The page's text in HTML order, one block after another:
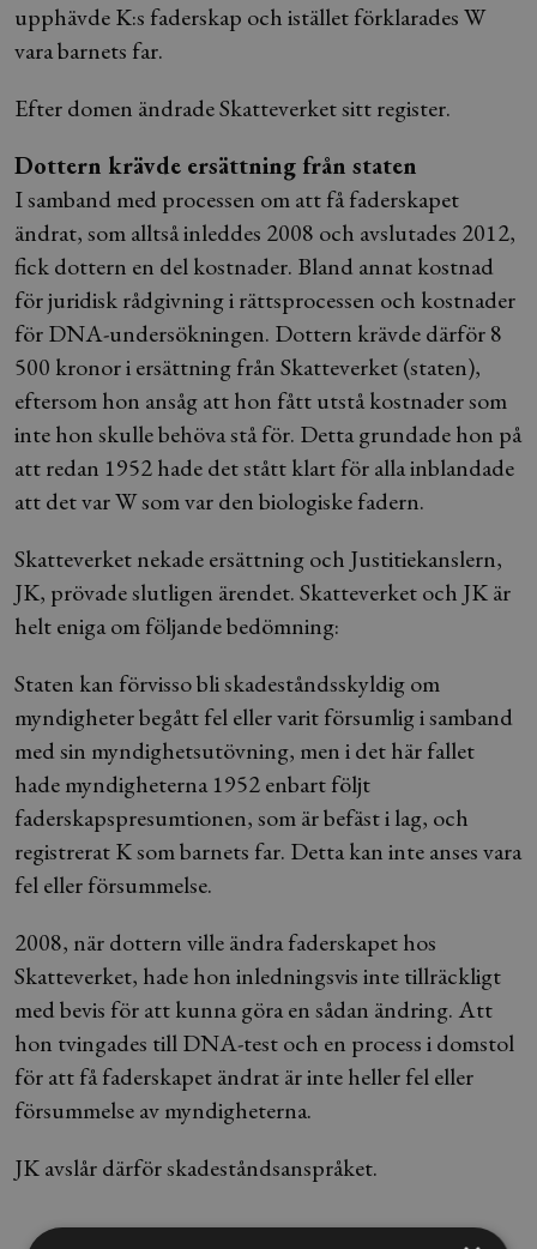
upphävde K:s faderskap och istället förklarades W
vara barnets far.
Efter domen ändrade Skatteverket sitt register.
Dottern krävde ersättning från staten
I samband med processen om att få faderskapet
ändrat, som alltså inleddes 2008 och avslutades 2012,
fick dottern en del kostnader. Bland annat kostnad
för juridisk rådgivning i rättsprocessen och kostnader
för DNA-undersökningen. Dottern krävde därför 8
500 kronor i ersättning från Skatteverket (staten),
eftersom hon ansåg att hon fått utstå kostnader som
inte hon skulle behöva stå för. Detta grundade hon på
att redan 1952 hade det stått klart för alla inblandade
att det var W som var den biologiske fadern.
Skatteverket nekade ersättning och Justitiekanslern,
JK, prövade slutligen ärendet. Skatteverket och JK är
helt eniga om följande bedömning:
Staten kan förvisso bli skadeståndsskyldig om
myndigheter begått fel eller varit försumlig i samband
med sin myndighetsutövning, men i det här fallet
hade myndigheterna 1952 enbart följt
faderskapspresumtionen, som är befäst i lag, och
registrerat K som barnets far. Detta kan inte anses vara
fel eller försummelse.
2008, när dottern ville ändra faderskapet hos
Skatteverket, hade hon inledningsvis inte tillräckligt
med bevis för att kunna göra en sådan ändring. Att
hon tvingades till DNA-test och en process i domstol
för att få faderskapet ändrat är inte heller fel eller
försummelse av myndigheterna.
JK avslår därför skadeståndsanspråket.